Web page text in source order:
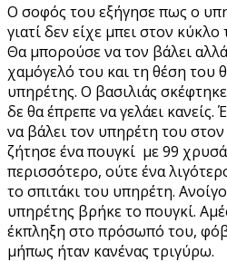
Ο σοφός του εξήγησε πως ο
γιατί δεν είχε μπει στον κύκλο
Θα μπορούσε να τον βάλει
χαμόγελό του και τη θέση του
υπηρέτης. Ο βασιλιάς
δε θα έπρεπε να γελάει
να βάλει τον υπηρέτη του
ζήτησε ένα πουγκί με 99
περισσότερο, ούτε ένα
το σπιτάκι του υπηρέτη.
υπηρέτης βρήκε το πουγκί.
έκπληξη στο πρόσωπό του,
μήπως ήταν κανένας τριγύρω.